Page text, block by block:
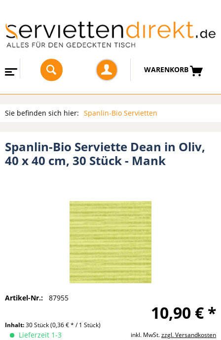
WARENKORB
Sie befinden sich hier: Spanlin-Bio Servietten
Spanlin-Bio Serviette Dean in Oliv,
40 x 40 cm, 30 Stück - Mank
Artikel-Nr.: 87955
10,90 € *
Inhalt:30 Stück(0,36 € * / 1 Stück)
inkl. MwSt.zzgl. Versandkosten
Lieferzeit 1-3